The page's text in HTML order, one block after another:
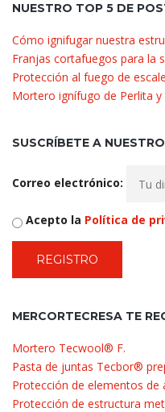
NUESTRO TOP 5 DE
Cómo ignifugar nuestra
Franjas cortafuegos para la
Protección al fuego de
Mortero ignífugo de Perlita
SUSCRÍBETE A
Correo electrónico:
Acepto la Política de
MERCORTECRESA TE
Mortero Tecwool® F.
Pasta de juntas Tecbor®
Protección de elementos
Protección de estructura